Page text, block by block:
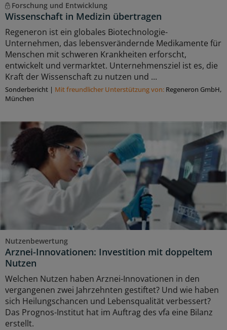
Forschung und Entwicklung
Wissenschaft in Medizin übertragen
Regeneron ist ein globales Biotechnologie-
Unternehmen, das lebensverändernde Medikamente für
Menschen mit schweren Krankheiten erforscht,
entwickelt und vermarktet. Unternehmensziel ist es, die
Kraft der Wissenschaft zu nutzen und ...
Sonderbericht | Mit freundlicher Unterstützung von: Regeneron GmbH,
München
Nutzenbewertung
Arznei-Innovationen: Investition mit doppeltem
Nutzen
Welchen Nutzen haben Arznei-Innovationen in den
vergangenen zwei Jahrzehnten gestiftet? Und wie haben
sich Heilungschancen und Lebensqualität verbessert?
Das Prognos-Institut hat im Auftrag des vfa eine Bilanz
erstellt.